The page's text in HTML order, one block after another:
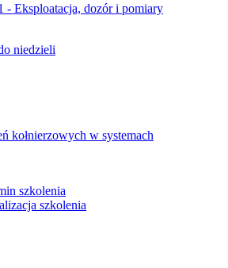
- Eksploatacja, dozór i pomiary
niedzieli
kołnierzowych w systemach
szkolenia
szkolenia